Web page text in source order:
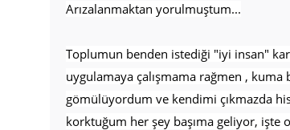
Arızalanmaktan yorulmuştum...
Toplumun benden istediği "iyi insan"
uygulamaya çalışmama rağmen , kuma
gömülüyordum ve kendimi çıkmazda
korktuğum her şey başıma geliyor, işte